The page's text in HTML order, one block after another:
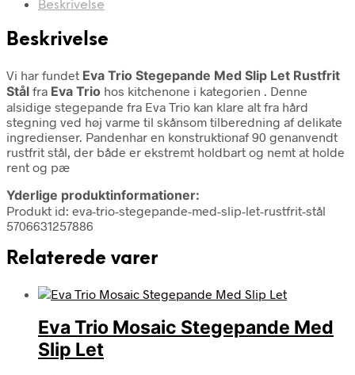
Beskrivelse
Beskrivelse
Vi har fundet Eva Trio Stegepande Med Slip Let Rustfrit
Stål fra Eva Trio hos kitchenone i kategorien . Denne
alsidige stegepande fra Eva Trio kan klare alt fra hård
stegning ved høj varme til skånsom tilberedning af delikate
ingredienser. Pandenhar en konstruktionaf 90 genanvendt
rustfrit stål, der både er ekstremt holdbart og nemt at holde
rent og pæ
Yderlige produktinformationer:
Produkt id: eva-trio-stegepande-med-slip-let-rustfrit-stål
5706631257886
Relaterede varer
Eva Trio Mosaic Stegepande Med
Slip Let